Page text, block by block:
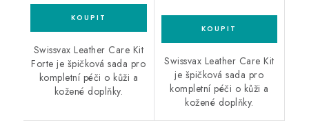
Swissvax Leather Care Kit
Forte je špičková sada pro
kompletní péči o kůži a
kožené doplňky.
Swissvax Leather Care Kit
je špičková sada pro
kompletní péči o kůži a
kožené doplňky.